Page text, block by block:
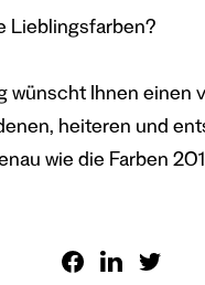
Lieblingsfarben?
wünscht Ihnen einen
heiteren und
wie die Farben